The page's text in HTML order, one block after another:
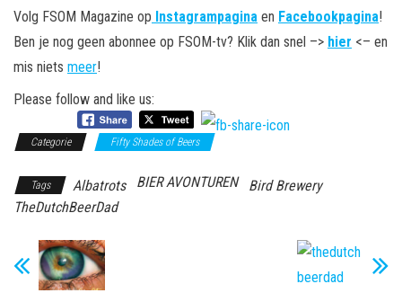
Volg FSOM Magazine op Instagrampagina en Facebookpagina!
Ben je nog geen abonnee op FSOM-tv? Klik dan snel –> hier <– en
mis niets meer!
Please follow and like us:
Categorie Fifty Shades of Beers
Tags Albatrots BIER AVONTUREN
Bird Brewery
TheDutchBeerDad